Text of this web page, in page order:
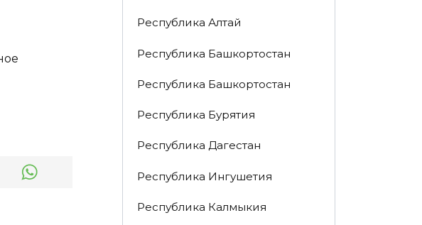
Республика Алтай
Республика Башкортостан
Республика Башкортостан
Республика Бурятия
Республика Дагестан
Республика Ингушетия
Республика Калмыкия